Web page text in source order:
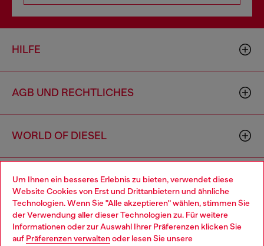
Um Ihnen ein besseres Erlebnis zu bieten, verwendet diese
Website Cookies von Erst und Drittanbietern und ähnliche
Technologien. Wenn Sie "Alle akzeptieren" wählen, stimmen Sie
der Verwendung aller dieser Technologien zu. Für weitere
Informationen oder zur Auswahl Ihrer Präferenzen klicken Sie
auf Präferenzen verwaltenoder lesen Sie unsere
HILFE
AGB UND RECHTLICHES
WORLD OF DIESEL
CORPORATE
Choose your location